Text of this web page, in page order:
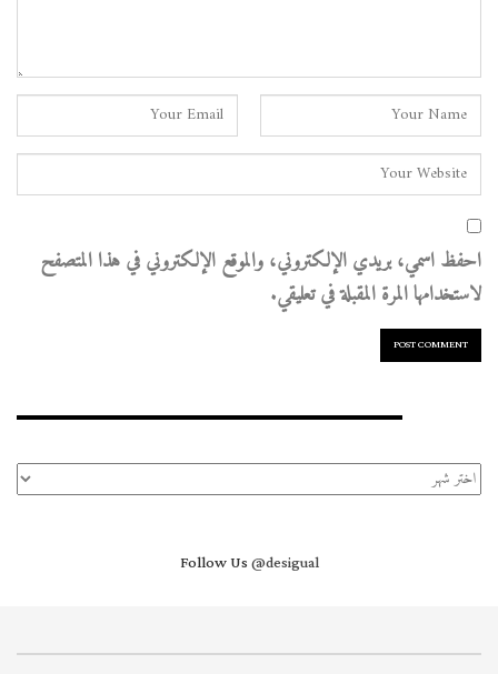
احفظ اسمي، بريدي الإلكتروني، والموقع الإلكتروني في هذا المتصفح
لاستخدامها المرة المقبلة في تعليقي.
الأرشيف
Follow Us@desigual